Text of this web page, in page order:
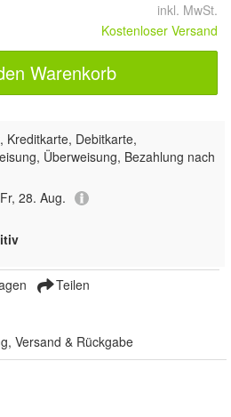
inkl. MwSt.
Kostenloser Versand
Warenkorb
Kreditkarte, Debitkarte,
Überweisung, Bezahlung nach
28. Aug.
Teilen
Versand & Rückgabe